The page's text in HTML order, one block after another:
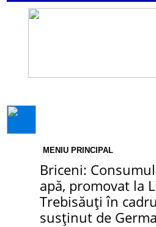
MENIU PRINCIPAL
Briceni:
apă, promovat la
Trebisăuți în
susținut de